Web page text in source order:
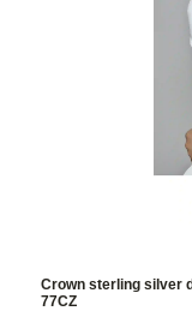
Crown sterling silver
77CZ